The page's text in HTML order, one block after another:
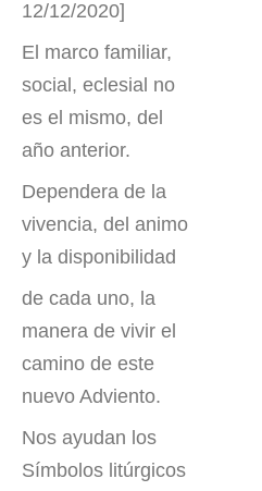
12/12/2020]
El marco familiar,
social, eclesial no
es el mismo, del
año anterior.
Dependera de la
vivencia, del animo
y la disponibilidad
de cada uno, la
manera de vivir el
camino de este
nuevo Adviento.
Nos ayudan los
Símbolos litúrgicos